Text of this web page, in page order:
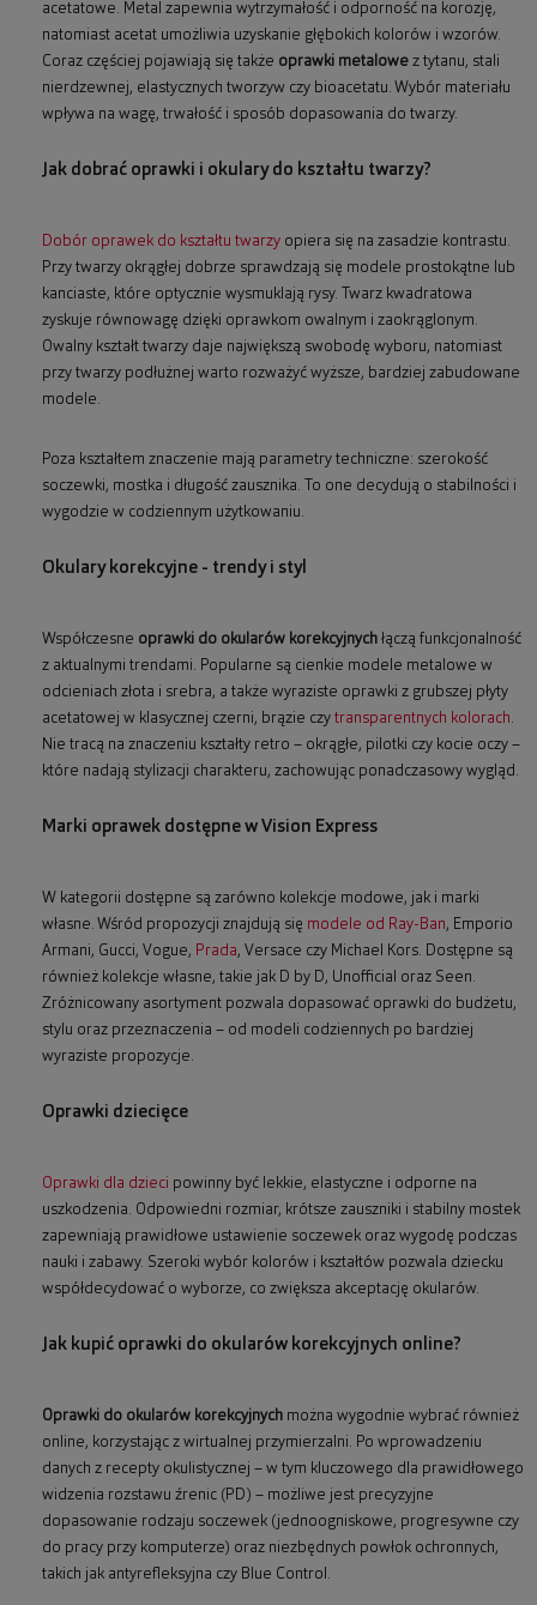
acetatowe. Metal zapewnia wytrzymałość i odporność na korozję,
natomiast acetat umożliwia uzyskanie głębokich kolorów i wzorów.
Coraz częściej pojawiają się także oprawki metalowe z tytanu, stali
nierdzewnej, elastycznych tworzyw czy bioacetatu. Wybór materiału
wpływa na wagę, trwałość i sposób dopasowania do twarzy.
Jak dobrać oprawki i okulary do kształtu twarzy?
Dobór oprawek do kształtu twarzy opiera się na zasadzie kontrastu.
Przy twarzy okrągłej dobrze sprawdzają się modele prostokątne lub
kanciaste, które optycznie wysmuklają rysy. Twarz kwadratowa
zyskuje równowagę dzięki oprawkom owalnym i zaokrąglonym.
Owalny kształt twarzy daje największą swobodę wyboru, natomiast
przy twarzy podłużnej warto rozważyć wyższe, bardziej zabudowane
modele.
Poza kształtem znaczenie mają parametry techniczne: szerokość
soczewki, mostka i długość zausznika. To one decydują o stabilności i
wygodzie w codziennym użytkowaniu.
Okulary korekcyjne - trendy i styl
Współczesne oprawki do okularów korekcyjnych łączą funkcjonalność
z aktualnymi trendami. Popularne są cienkie modele metalowe w
odcieniach złota i srebra, a także wyraziste oprawki z grubszej płyty
acetatowej w klasycznej czerni, brązie czy transparentnych kolorach.
Nie tracą na znaczeniu kształty retro – okrągłe, pilotki czy kocie oczy –
które nadają stylizacji charakteru, zachowując ponadczasowy wygląd.
Marki oprawek dostępne w Vision Express
W kategorii dostępne są zarówno kolekcje modowe, jak i marki
własne. Wśród propozycji znajdują się modele od Ray-Ban, Emporio
Armani, Gucci, Vogue, Prada, Versace czy Michael Kors. Dostępne są
również kolekcje własne, takie jak D by D, Unofficial oraz Seen.
Zróżnicowany asortyment pozwala dopasować oprawki do budżetu,
stylu oraz przeznaczenia – od modeli codziennych po bardziej
wyraziste propozycje.
Oprawki dziecięce
Oprawki dla dzieci powinny być lekkie, elastyczne i odporne na
uszkodzenia. Odpowiedni rozmiar, krótsze zauszniki i stabilny mostek
zapewniają prawidłowe ustawienie soczewek oraz wygodę podczas
nauki i zabawy. Szeroki wybór kolorów i kształtów pozwala dziecku
współdecydować o wyborze, co zwiększa akceptację okularów.
Jak kupić oprawki do okularów korekcyjnych online?
Oprawki do okularów korekcyjnych można wygodnie wybrać również
online, korzystając z wirtualnej przymierzalni. Po wprowadzeniu
danych z recepty okulistycznej – w tym kluczowego dla prawidłowego
widzenia rozstawu źrenic (PD) – możliwe jest precyzyjne
dopasowanie rodzaju soczewek (jednoogniskowe, progresywne czy
do pracy przy komputerze) oraz niezbędnych powłok ochronnych,
takich jak antyrefleksyjna czy Blue Control.